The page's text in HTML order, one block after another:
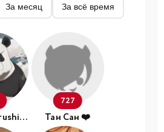
За месяц За всё время
Ishinda Narushinda
727
Тан Сан ❤️